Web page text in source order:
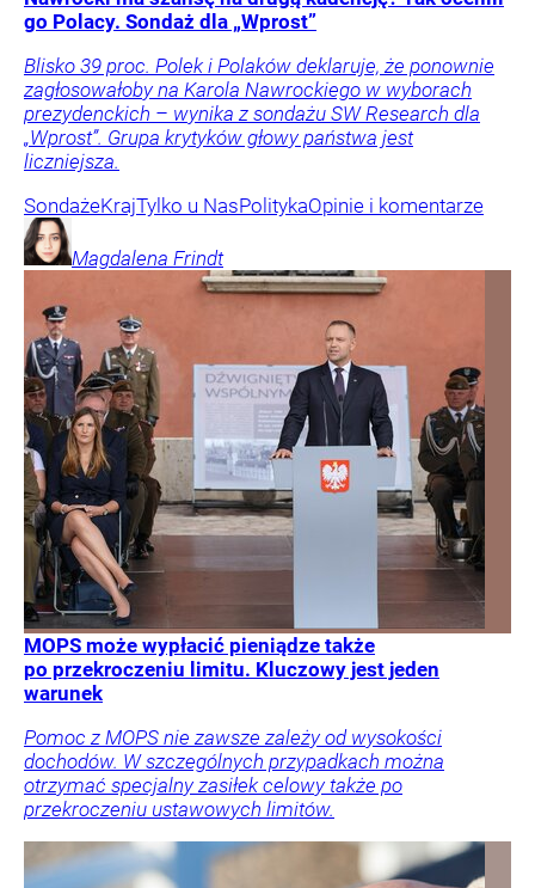
go Polacy. Sondaż dla „Wprost”
Blisko 39 proc. Polek i Polaków deklaruje, że ponownie
zagłosowałoby na Karola Nawrockiego w wyborach
prezydenckich – wynika z sondażu SW Research dla
„Wprost”. Grupa krytyków głowy państwa jest
liczniejsza.
SondażeKrajTylko u NasPolitykaOpinie i komentarze
Magdalena Frindt
MOPS może wypłacić pieniądze także
po przekroczeniu limitu. Kluczowy jest jeden
warunek
Pomoc z MOPS nie zawsze zależy od wysokości
dochodów. W szczególnych przypadkach można
otrzymać specjalny zasiłek celowy także po
przekroczeniu ustawowych limitów.